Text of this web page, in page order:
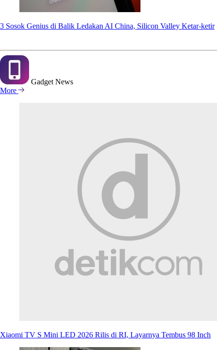
3 Sosok Genius di Balik Ledakan AI China, Silicon Valley Ketar-ketir
Gadget News
More
Xiaomi TV S Mini LED 2026 Rilis di RI, Layarnya Tembus 98 Inch